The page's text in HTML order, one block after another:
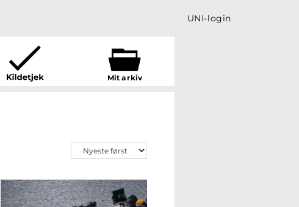
UNI-login
Mit arkiv